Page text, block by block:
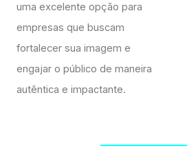
uma excelente opção para
empresas que buscam
fortalecer sua imagem e
engajar o público de maneira
autêntica e impactante.